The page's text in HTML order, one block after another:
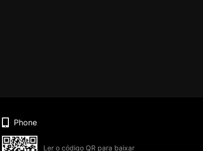
Phone
Ler o código QR para baixar